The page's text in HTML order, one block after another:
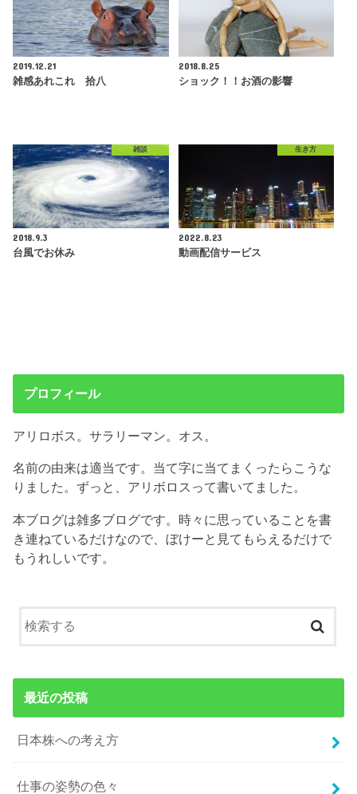
2019.12.21
雑感あれこれ 拾八
2018.8.25
ショック！！お酒の影響
雑談
2018.9.3
台風でお休み
生き方
2022.8.23
動画配信サービス
プロフィール
アリロボス。サラリーマン。オス。
名前の由来は適当です。当て字に当てまくったらこうな
りました。ずっと、アリボロスって書いてました。
本ブログは雑多ブログです。時々に思っていることを書
き連ねているだけなので、ぼけーと見てもらえるだけで
もうれしいです。
最近の投稿
日本株への考え方
仕事の姿勢の色々